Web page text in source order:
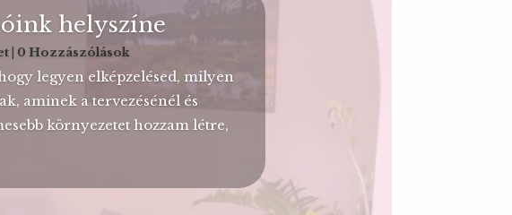
helyszíne
| 0 Hozzászólások
legyen elképzelésed, milyen
aminek a tervezésénél és
környezetet hozzam létre,